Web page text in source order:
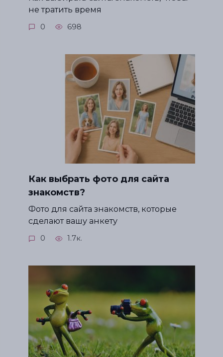
не тратить время
0 698
Как выбрать фото для сайта
знакомств?
Фото для сайта знакомств, которые
сделают вашу анкету
0 1.7к.